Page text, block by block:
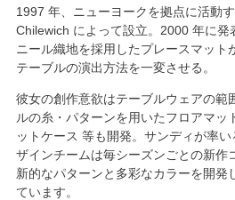
1997 年、ニューヨークを拠点に活動
Chilewich によって設立。 2000 年に発
ニール織地を採用 したプレースマット
テーブルの演出方法を一変させる。
彼女の創作意欲はテーブルウェアの範
ルの糸・パターンを用いたフロアマッ
ットケース 等も開発。サンディが率
ザインチームは毎シーズンごとの新作
新的なパターンと多彩なカラーを開発
ています。